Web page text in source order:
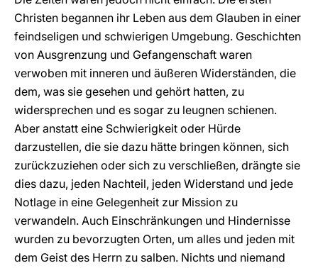
Christen begannen ihr Leben aus dem Glauben in einer
feindseligen und schwierigen Umgebung. Geschichten
von Ausgrenzung und Gefangenschaft waren
verwoben mit inneren und äußeren Widerständen, die
dem, was sie gesehen und gehört hatten, zu
widersprechen und es sogar zu leugnen schienen.
Aber anstatt eine Schwierigkeit oder Hürde
darzustellen, die sie dazu hätte bringen können, sich
zurückzuziehen oder sich zu verschließen, drängte sie
dies dazu, jeden Nachteil, jeden Widerstand und jede
Notlage in eine Gelegenheit zur Mission zu
verwandeln. Auch Einschränkungen und Hindernisse
wurden zu bevorzugten Orten, um alles und jeden mit
dem Geist des Herrn zu salben. Nichts und niemand